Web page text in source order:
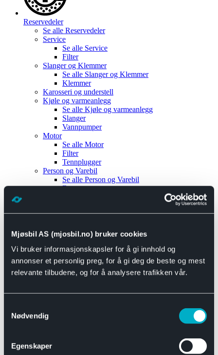
Mjøsbil AS (mjosbil.no) bruker cookies
Vi bruker informasjonskapsler for å gi innhold og
annonser et personlig preg, for å gi deg de beste og mest
relevante tilbudene, og for å analysere trafikken vår.
Nødvendig
Egenskaper
Reservedeler
Se alle Reservedeler
Service
Se alle Service
Filter
Slanger og Klemmer
Se alle Slanger og Klemmer
Klemmer
Karosseri og understell
Kjøle og varmeanlegg
Se alle Kjøle og varmeanlegg
Slanger
Vannpumper
Motor
Se alle Motor
Filter
Tennplugger
Person og Varebil
Se alle Person og Varebil
Brems
Motor og drivverk
Se alle Universal
Bremsedeler
Se alle Bremsedeler
Bremsenippler
Drivline og motor
Se alle Drivline og motor
Eksosanlegg